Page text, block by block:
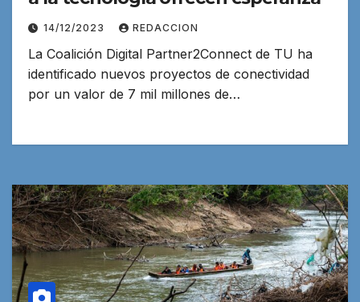
14/12/2023 REDACCION
La Coalición Digital Partner2Connect de TU ha
identificado nuevos proyectos de conectividad
por un valor de 7 mil millones de…